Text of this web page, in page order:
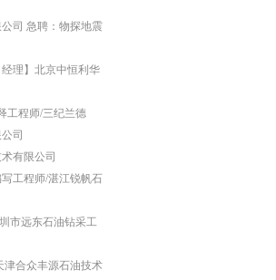
司 急聘：物探地震
经理】北京中恒利华
工程师/三纪兰德
司
有限公司
工程师/湛江锐帆石
市远东石油钻采工
津合众丰源石油技术